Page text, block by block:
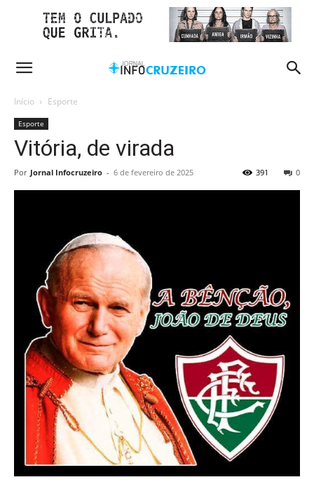
Início Esporte
Esporte
Vitória, de virada
Por Jornal Infocruzeiro - 6 de fevereiro de 2025 0
391